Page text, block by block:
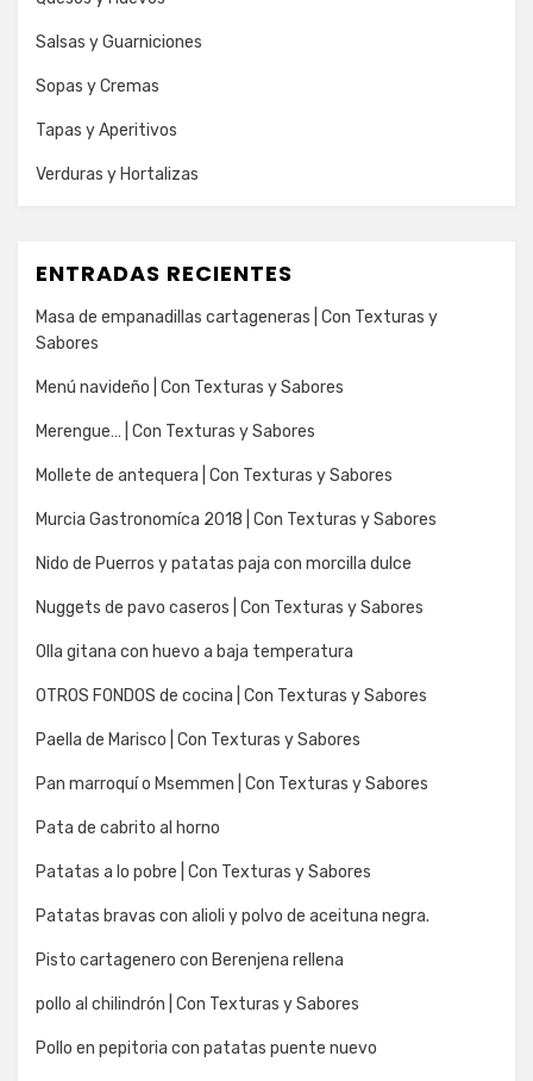
Salsas y Guarniciones
Sopas y Cremas
Tapas y Aperitivos
Verduras y Hortalizas
ENTRADAS RECIENTES
Masa de empanadillas cartageneras | Con Texturas y
Sabores
Menú navideño | Con Texturas y Sabores
Merengue… | Con Texturas y Sabores
Mollete de antequera | Con Texturas y Sabores
Murcia Gastronomíca 2018 | Con Texturas y Sabores
Nido de Puerros y patatas paja con morcilla dulce
Nuggets de pavo caseros | Con Texturas y Sabores
Olla gitana con huevo a baja temperatura
OTROS FONDOS de cocina | Con Texturas y Sabores
Paella de Marisco | Con Texturas y Sabores
Pan marroquí o Msemmen | Con Texturas y Sabores
Pata de cabrito al horno
Patatas a lo pobre | Con Texturas y Sabores
Patatas bravas con alioli y polvo de aceituna negra.
Pisto cartagenero con Berenjena rellena
pollo al chilindrón | Con Texturas y Sabores
Pollo en pepitoria con patatas puente nuevo